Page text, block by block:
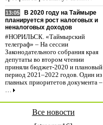
13:05
В 2020 году на Таймыре
планируется рост налоговых и
неналоговых доходов
#НОРИЛЬСК. «Таймырский
телеграф» – На сессии
Законодательного собрания края
депутаты во втором чтении
приняли бюджет-2020 и плановый
период 2021–2022 годов. Один из
главных приоритетов документа –
…
Все новости